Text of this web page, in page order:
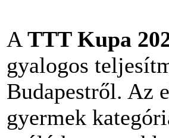
A TTT Kupa
gyalogos
Budapestről. Az
gyermek